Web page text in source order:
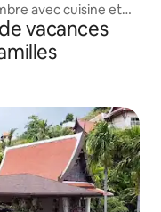
avec cuisine et
vacances